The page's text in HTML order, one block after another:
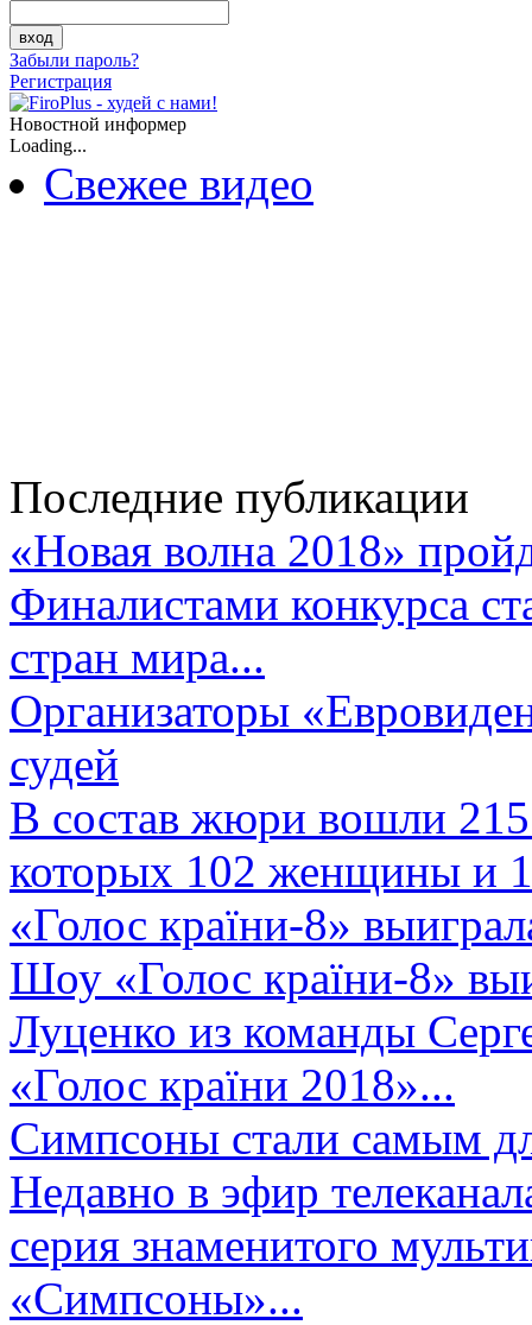
Забыли пароль?
Регистрация
Новостной информер
Loading...
Свежее видео
Последние публикации
«Новая волна 2018»
Финалистами конкурса
стран мира...
Организаторы
судей
В состав жюри вошли 215
которых 102 женщины и
«Голос країни-8»
Шоу «Голос країни-8»
Луценко из команды
«Голос країни 2018»...
Симпсоны стали самым
Недавно в эфир
серия знаменитого
«Симпсоны»...